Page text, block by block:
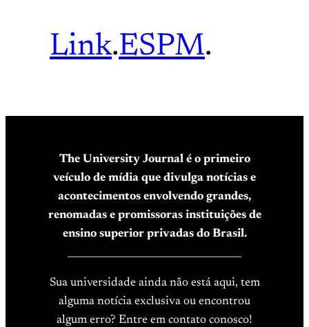
Link.ESPM.
The University Journal é o primeiro
veículo de mídia que divulga notícias e
acontecimentos envolvendo grandes,
renomadas e promissoras instituições de
ensino superior privadas do Brasil.
Sua universidade ainda não está aqui, tem
alguma notícia exclusiva ou encontrou
algum erro? Entre em contato conosco!